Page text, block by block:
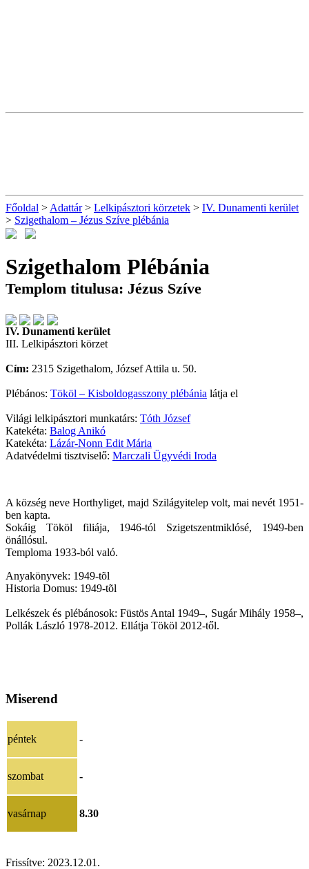
Főoldal > Adattár> Lelkipásztori körzetek > IV. Dunamenti kerület
> Szigethalom – Jézus Szíve plébánia
Szigethalom Plébánia
Templom titulusa: Jézus Szíve
IV. Dunamenti kerület
III. Lelkipásztori körzet
Cím: 2315 Szigethalom, József Attila u. 50.
Plébános: Tököl – Kisboldogasszony plébánia látja el
Világi lelkipásztori munkatárs: Tóth József
Katekéta: Balog Anikó
Katekéta: Lázár-Nonn Edit Mária
Adatvédelmi tisztviselő: Marczali Ügyvédi Iroda
A község neve Horthyliget, majd Szilágyitelep volt, mai nevét 1951-
ben kapta.
Sokáig Tököl filiája, 1946-tól Szigetszentmiklósé, 1949-ben
önállósul.
Temploma 1933-ból való.
Anyakönyvek: 1949-tõl
Historia Domus: 1949-tõl
Lelkészek és plébánosok: Füstös Antal 1949–, Sugár Mihály 1958–,
Pollák László 1978-2012. Ellátja Tököl 2012-től.
Miserend
péntek -
szombat -
vasárnap 8.30
Frissítve: 2023.12.01.